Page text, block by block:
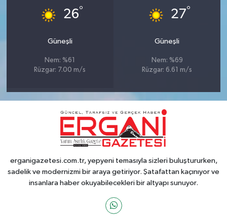
26°
Güneşli
Nem: %61
Rüzgar: 7.00 m/s
27°
Güneşli
Nem: %69
Rüzgar: 6.61 m/s
erganigazetesi.com.tr, yepyeni temasıyla sizleri buluştururken,
sadelik ve modernizmi bir araya getiriyor. Şatafattan kaçınıyor ve
insanlara haber okuyabilecekleri bir altyapı sunuyor.